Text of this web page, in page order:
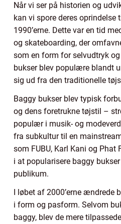
Når vi ser på historien og
kan vi spore deres oprindelse
1990’erne. Dette var en tid
og skateboarding, der
som en form for selvudtryk
bukser blev populære blandt
sig ud fra den traditionelle
Baggy bukser blev typisk
og dens foretrukne tøjstil –
populær i musik- og
fra subkultur til en
som FUBU, Karl Kani og Phat
i at popularisere baggy
publikum.
I løbet af 2000’erne ændrede
i form og pasform. Selvom
baggy, blev de mere